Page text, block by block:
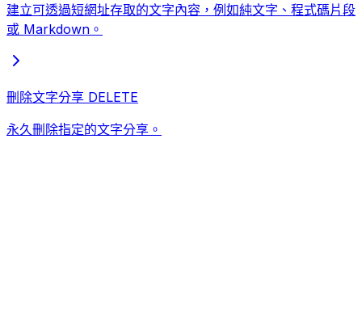
建立可透過短網址存取的文字內容，例如純文字、程式碼片段
或 Markdown。
刪除文字分享 DELETE
永久刪除指定的文字分享。